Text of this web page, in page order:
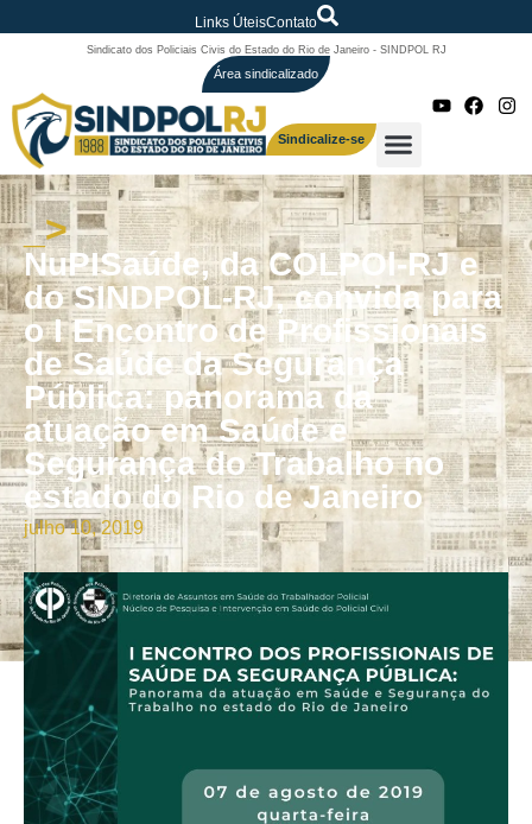
Links ÚteisContato
Sindicato dos Policiais Civis do Estado do Rio de Janeiro - SINDPOL RJ
Área sindicalizado
Sindicalize-se
_>
NuPISaúde, da COLPOl-RJ e
do SINDPOL-RJ, convida para
o I Encontro de Profissionais
de Saúde da Segurança
Pública: panorama da
atuação em Saúde e
Segurança do Trabalho no
estado do Rio de Janeiro
julho 10, 2019